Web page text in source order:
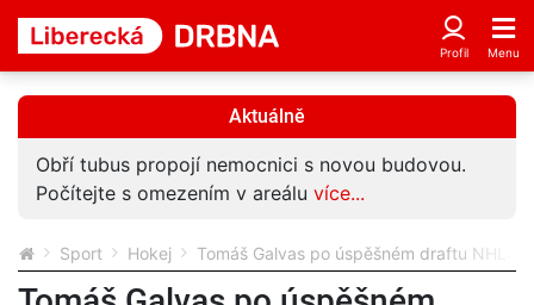
Aktuálně
Obří tubus propojí nemocnici s novou budovou.
Počítejte s omezením v areálu více...
Sport Hokej Tomáš Galvas po úspěšném draftu NHL: